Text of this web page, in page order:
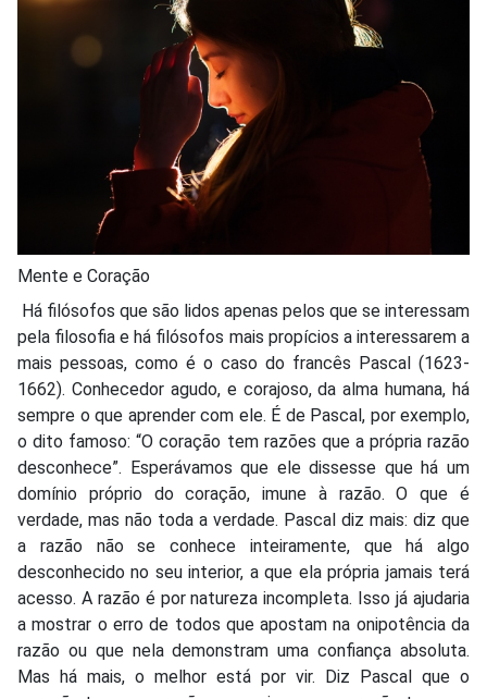
Mente e Coração
Há filósofos que são lidos apenas pelos que se interessam
pela filosofia e há filósofos mais propícios a interessarem a
mais pessoas, como é o caso do francês Pascal (1623-
1662). Conhecedor agudo, e corajoso, da alma humana, há
sempre o que aprender com ele. É de Pascal, por exemplo,
o dito famoso: “O coração tem razões que a própria razão
desconhece”. Esperávamos que ele dissesse que há um
domínio próprio do coração, imune à razão. O que é
verdade, mas não toda a verdade. Pascal diz mais: diz que
a razão não se conhece inteiramente, que há algo
desconhecido no seu interior, a que ela própria jamais terá
acesso. A razão é por natureza incompleta. Isso já ajudaria
a mostrar o erro de todos que apostam na onipotência da
razão ou que nela demonstram uma confiança absoluta.
Mas há mais, o melhor está por vir. Diz Pascal que o